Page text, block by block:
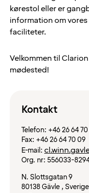
kørestol eller er
information om
faciliteter.
Velkommen til
mødested!
Kontakt
Telefon: +46 26 64
Fax: +46 26 64 70 09
E-mail:
Org. nr: 556033-
N. Slottsgatan 9
80138Gävle , Sverige